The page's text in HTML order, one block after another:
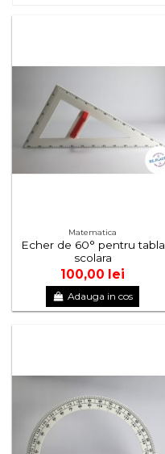
Matematica
Echer de 60° pentru tabla
scolara
100,00 lei
Adauga in cos